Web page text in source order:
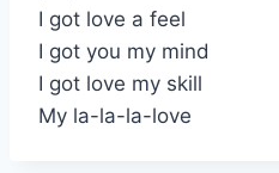
I got love a feel
I got you my mind
I got love my skill
My la-la-la-love